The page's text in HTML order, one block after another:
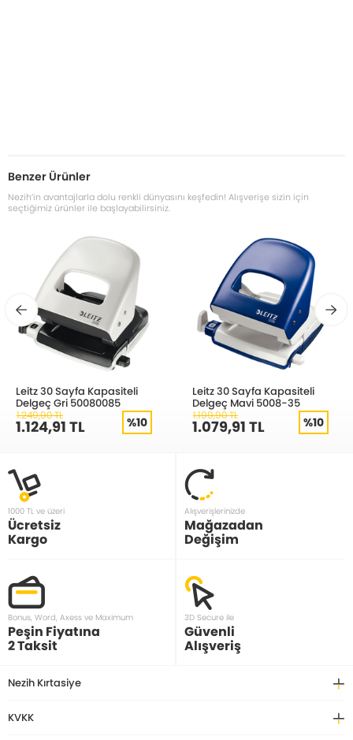
Benzer Ürünler
Nezih’in avantajlarla dolu renkli dünyasını keşfedin! Alışverişe sizin için
seçtiğimiz ürünler ile başlayabilirsiniz.
Leitz 30 Sayfa Kapasiteli
Delgeç Gri 50080085
1.249,90 TL
1.124,91 TL %10
Leitz 30 Sayfa Kapasiteli
Delgeç Mavi 5008-35
1.199,90 TL
1.079,91 TL %10
1000 TL ve üzeri
Ücretsiz
Kargo
Alışverişlerinizde
Mağazadan
Değişim
Bonus, Word, Axess ve Maximum
Peşin Fiyatına
2 Taksit
3D Secure ile
Güvenli
Alışveriş
Nezih Kırtasiye
KVKK